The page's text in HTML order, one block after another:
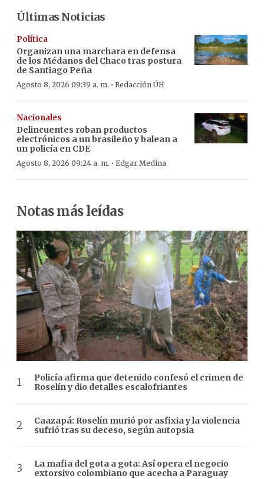
Últimas Noticias
Política
Organizan una marchara en defensa
de los Médanos del Chaco tras postura
de Santiago Peña
Agosto 8, 2026 09:39 a. m. · Redacción ÚH
Nacionales
Delincuentes roban productos
electrónicos a un brasileño y balean a
un policía en CDE
Agosto 8, 2026 09:24 a. m. · Edgar Medina
Notas más leídas
Policía afirma que detenido confesó el crimen de
Roselín y dio detalles escalofriantes
Caazapá: Roselín murió por asfixia y la violencia
sufrió tras su deceso, según autopsia
La mafia del gota a gota: Así opera el negocio
extorsivo colombiano que acecha a Paraguay